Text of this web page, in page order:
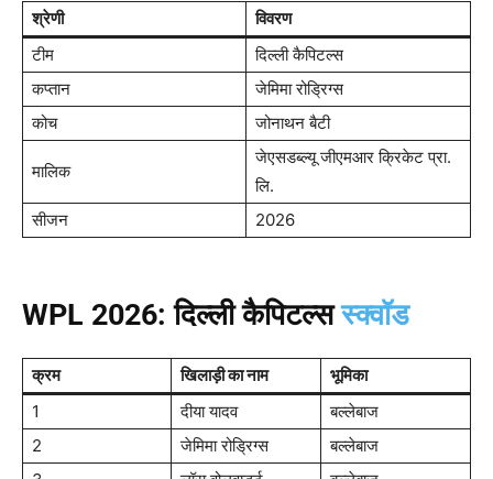
श्रेणी
विवरण
टीम
दिल्ली कैपिटल्स
कप्तान
जेमिमा रोड्रिग्स
कोच
जोनाथन बैटी
मालिक
जेएसडब्ल्यू जीएमआर क्रिकेट प्रा.
लि.
सीजन
2026
WPL 2026: दिल्ली कैपिटल्सस्क्वॉड
क्रम खिलाड़ी का नाम
भूमिका
1
दीया यादव
बल्लेबाज
2
जेमिमा रोड्रिग्स
बल्लेबाज